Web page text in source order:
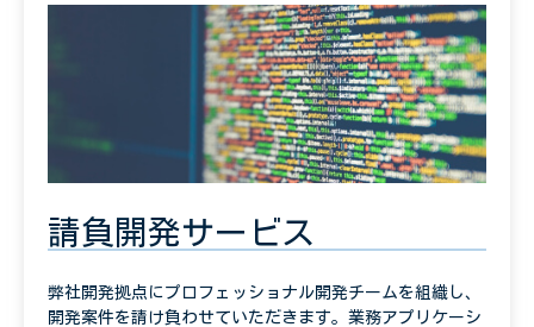
請負開発サービス
弊社開発拠点にプロフェッショナル開発チームを組織し、
開発案件を請け負わせていただきます。業務アプリケーシ